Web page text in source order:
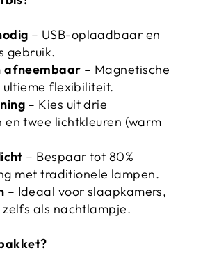
– USB-oplaadbaar en
gebruik.
afneembaar – Magnetische
flexibiliteit.
– Kies uit drie
twee lichtkleuren (warm
– Bespaar tot 80%
met traditionele lampen.
– Ideaal voor slaapkamers,
zelfs als nachtlampje.